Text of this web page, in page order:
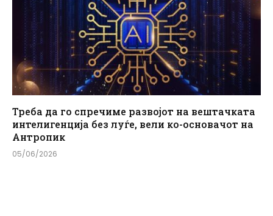
Треба да го спречиме развојот на вештачката
интелигенција без луѓе, вели ко-основачот на
Антропик
05/06/2026